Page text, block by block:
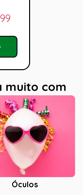
muito com
Óculos